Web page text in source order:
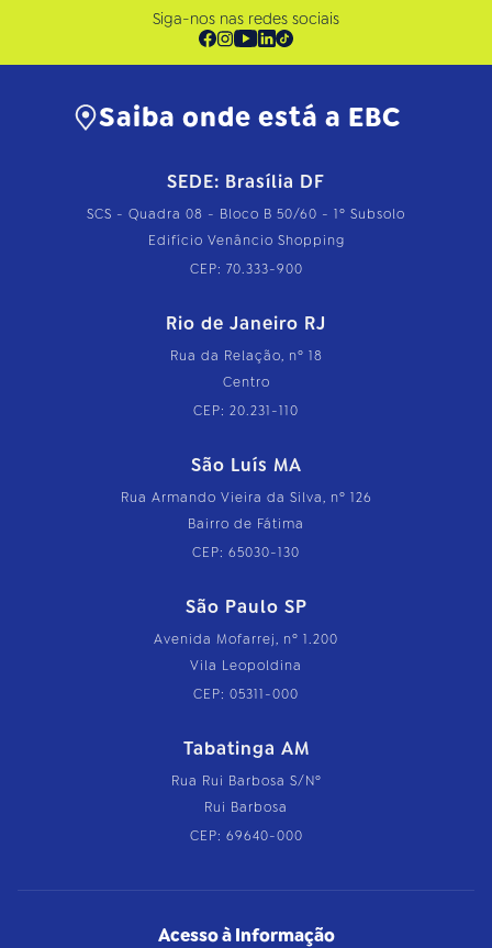
Siga-nos nas redes sociais
Saiba onde está a EBC
SEDE: Brasília DF
SCS - Quadra 08 - Bloco B 50/60 - 1º Subsolo
Edifício Venâncio Shopping
CEP: 70.333-900
Rio de Janeiro RJ
Rua da Relação, nº 18
Centro
CEP: 20.231-110
São Luís MA
Rua Armando Vieira da Silva, nº 126
Bairro de Fátima
CEP: 65030-130
São Paulo SP
Avenida Mofarrej, nº 1.200
Vila Leopoldina
CEP: 05311-000
Tabatinga AM
Rua Rui Barbosa S/Nº
Rui Barbosa
CEP: 69640-000
Acesso à Informação